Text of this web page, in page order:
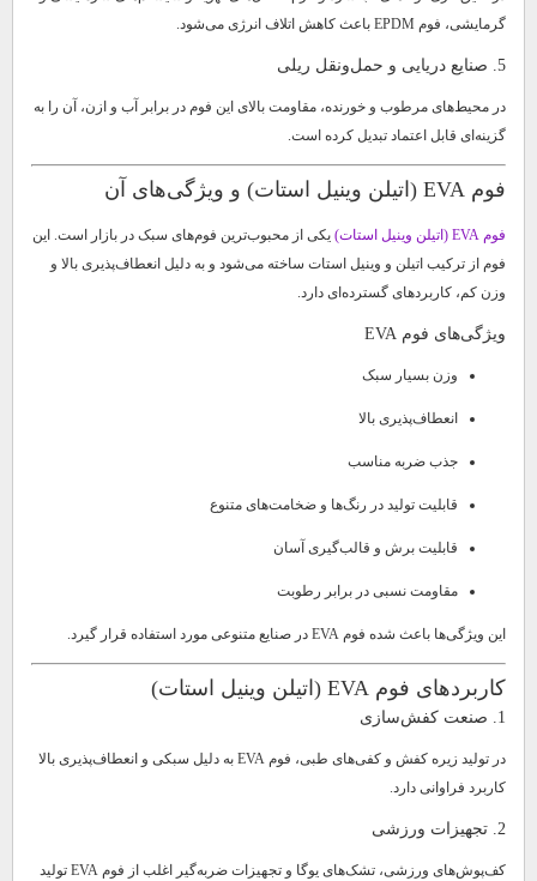
گرمایشی، فوم EPDM باعث کاهش اتلاف انرژی می‌شود.
5. صنایع دریایی و حمل‌ونقل ریلی
در محیط‌های مرطوب و خورنده، مقاومت بالای این فوم در برابر آب و ازن، آن را به
گزینه‌ای قابل اعتماد تبدیل کرده است.
فوم EVA (اتیلن وینیل استات) و ویژگی‌های آن
فوم EVA (اتیلن وینیل استات)
یکی از محبوب‌ترین فوم‌های سبک در بازار است. این
فوم از ترکیب اتیلن و وینیل استات ساخته می‌شود و به دلیل انعطاف‌پذیری بالا و
وزن کم، کاربردهای گسترده‌ای دارد.
ویژگی‌های فوم EVA
وزن بسیار سبک
انعطاف‌پذیری بالا
جذب ضربه مناسب
قابلیت تولید در رنگ‌ها و ضخامت‌های متنوع
قابلیت برش و قالب‌گیری آسان
مقاومت نسبی در برابر رطوبت
این ویژگی‌ها باعث شده فوم EVA در صنایع متنوعی مورد استفاده قرار گیرد.
کاربردهای فوم EVA (اتیلن وینیل استات)
1. صنعت کفش‌سازی
در تولید زیره کفش و کفی‌های طبی، فوم EVA به دلیل سبکی و انعطاف‌پذیری بالا
کاربرد فراوانی دارد.
2. تجهیزات ورزشی
کف‌پوش‌های ورزشی، تشک‌های یوگا و تجهیزات ضربه‌گیر اغلب از فوم EVA تولید